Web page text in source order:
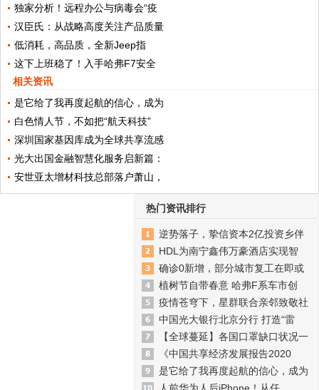
独家分析！远程办公与病毒会“疫
汉臣氏：从战略高度关注产品质量
低消耗，高品质，全新Jeep指
这下上班稳了！入手哈弗F7安全
相关资讯
是它给了我再度起航的信心，成为
白色情人节，不如把“航天科技”
深圳国家基因库成为全球共享流感
光大出国金融智慧化服务启新篇：
安世亚太增材科技总部落户萧山，
热门资讯排行
逆势落子，挚信资本2亿投资乡伴
HDL为南宁鑫伟万豪酒店实现智
确诊0新增，部分城市复工在即或
植树节自带春意 哈弗F系车市创
疫情苍穹下，星群联合亲邻致敬社
中国光大银行北京分行 打造“雷
【全球蔓延】各国口罩缺口状况一
《中国共享经济发展报告2020
是它给了我再度起航的信心，成为